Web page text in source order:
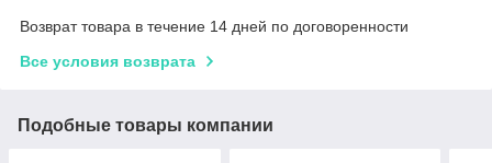
Возврат товара в течение 14 дней по договоренности
Все условия возврата
Подобные товары компании